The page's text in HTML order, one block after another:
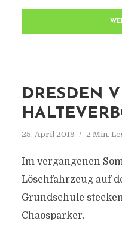
DRESDEN
25. April 2019 2 Min.
Im vergangenen
Löschfahrzeug auf
Grundschule
Chaosparker.